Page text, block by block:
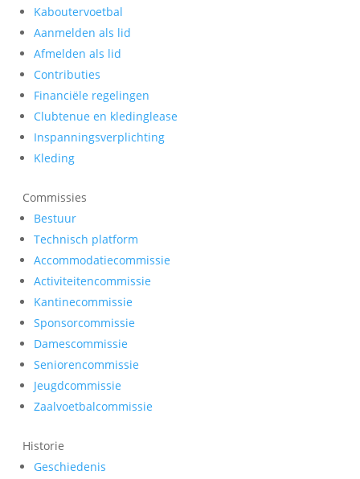
Kaboutervoetbal
Aanmelden als lid
Afmelden als lid
Contributies
Financiële regelingen
Clubtenue en kledinglease
Inspanningsverplichting
Kleding
Commissies
Bestuur
Technisch platform
Accommodatiecommissie
Activiteitencommissie
Kantinecommissie
Sponsorcommissie
Damescommissie
Seniorencommissie
Jeugdcommissie
Zaalvoetbalcommissie
Historie
Geschiedenis